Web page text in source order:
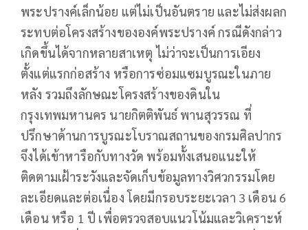
พระปรางค์เล็กน้อย แต่ไม่เป็นอันตราย และไม่ส่งผลก
ระทบต่อโครงสร้างขององค์พระปรางค์ กรณีดังกล่าว
เกิดขึ้นได้จากหลายสาเหตุ ไม่ว่าจะเป็นการเอียง
ตั้งแต่แรกก่อสร้าง หรือการซ่อมแซมบูรณะในภาย
หลัง รวมถึงลักษณะโครงสร้างของดินใน
กรุงเทพมหานคร นายกิตติพันธ์ พานสุวรรณ ที่
ปรึกษาด้านการบูรณะโบราณสถานของกรมศิลปากร
จึงได้เข้าหารือกับทางวัด พร้อมทั้งเสนอแนะให้
ติดตามเฝ้าระวังและจัดเก็บข้อมูลทางวิศวกรรมโดย
ละเอียดและต่อเนื่อง โดยมีกรอบระยะเวลา 3 เดือน 6
เดือน หรือ 1 ปี เพื่อตรวจสอบแนวโน้มและวิเคราะห์